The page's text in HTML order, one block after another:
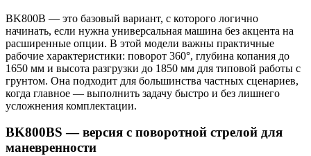
BK800B — это базовый вариант, с которого логично
начинать, если нужна универсальная машина без акцента на
расширенные опции. В этой модели важны практичные
рабочие характеристики: поворот 360°, глубина копания до
1650 мм и высота разгрузки до 1850 мм для типовой работы с
грунтом. Она подходит для большинства частных сценариев,
когда главное — выполнить задачу быстро и без лишнего
усложнения комплектации.
BK800BS — версия с поворотной стрелой для
маневренности